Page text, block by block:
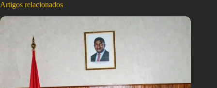
Artigos relacionados